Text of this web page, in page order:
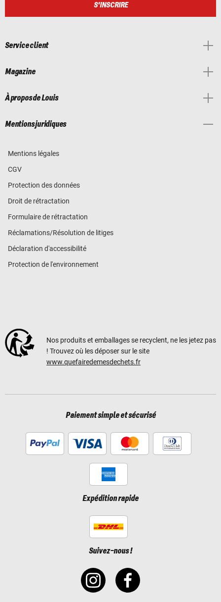
S'INSCRIRE
Service client
Magazine
À propos de Louis
Mentions juridiques
Mentions légales
CGV
Protection des données
Droit de rétractation
Formulaire de rétractation
Réclamations/Résolution de litiges
Déclaration d'accessibilité
Protection de l'environnement
Nos produits et emballages se recyclent, ne les jetez pas
! Trouvez où les déposer sur le site
www.quefairedemesdechets.fr
Paiement simple et sécurisé
Expédition rapide
Suivez-nous !